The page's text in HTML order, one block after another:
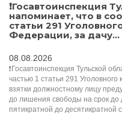
❗Госавтоинспекция
напоминает, что в
статьи 291
Федерации, за дачу...
08.08.2026
❗Госавтоинспекция Тульской
частью 1 статьи 291
взятки должностному лицу
до лишения свободы на срок
пятикратной до десятикратной